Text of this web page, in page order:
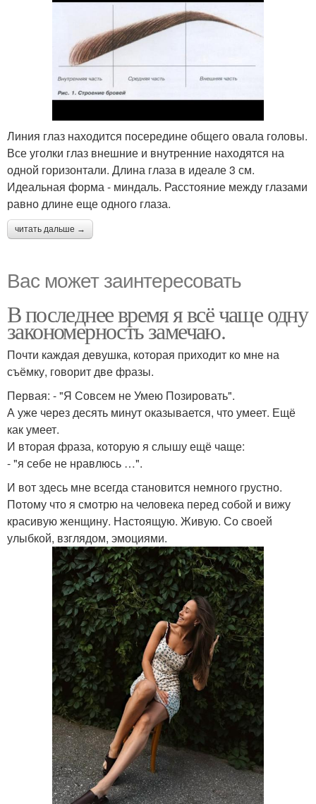
Линия глаз находится посередине общего овала головы.
Все уголки глаз внешние и внутренние находятся на
одной горизонтали. Длина глаза в идеале 3 см.
Идеальная форма - миндаль. Расстояние между глазами
равно длине еще одного глаза.
читать дальше →
Вас может заинтересовать
В последнее время я всё чаще одну
закономерность замечаю.
Почти каждая девушка, которая приходит ко мне на
съёмку, говорит две фразы.
Первая: - "Я Совсем не Умею Позировать".
А уже через десять минут оказывается, что умеет. Ещё
как умеет.
И вторая фраза, которую я слышу ещё чаще:
- "я себе не нравлюсь …".
И вот здесь мне всегда становится немного грустно.
Потому что я смотрю на человека перед собой и вижу
красивую женщину. Настоящую. Живую. Со своей
улыбкой, взглядом, эмоциями.